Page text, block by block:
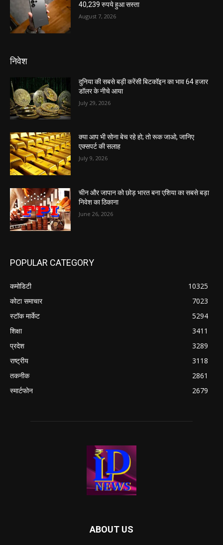
40,239 रुपये हुआ सस्ता
August 7, 2026
निवेश
दुनिया की सबसे बड़ी करेंसी बिटकॉइन का भाव 64 हजार
डॉलर के नीचे आया
July 29, 2026
क्या आप भी सोना बेच रहे हो; तो रूक जाओ, जानिए
एक्सपर्ट की सलाह
July 9, 2026
चीन और जापान को छोड़ भारत बना एशिया का सबसे बड़ा
निवेश का ठिकाना
June 26, 2026
POPULAR CATEGORY
कमोडिटी
10325
कोटा समाचार
7023
स्टॉक मार्केट
5294
शिक्षा
3411
प्रदेश
3289
राष्ट्रीय
3118
तकनीक
2861
स्मार्टफोन
2679
ABOUT US